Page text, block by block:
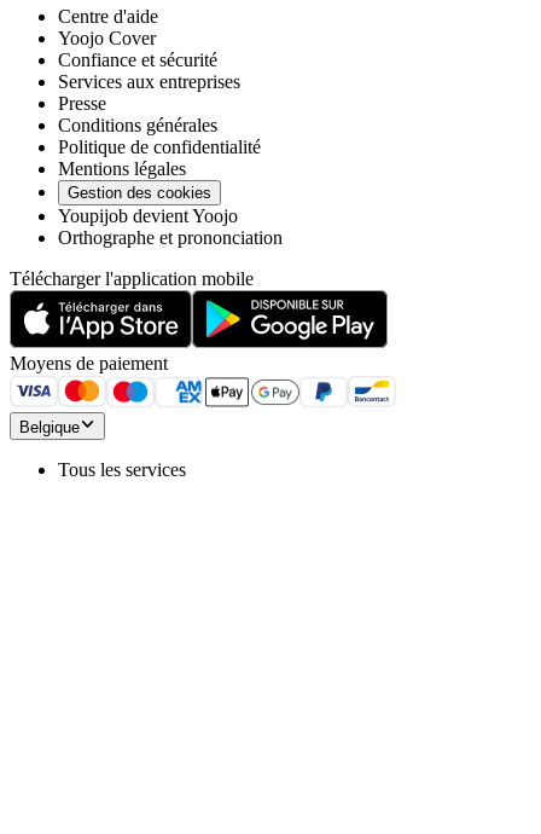
Centre d'aide
Yoojo Cover
Confiance et sécurité
Services aux entreprises
Presse
Conditions générales
Politique de confidentialité
Mentions légales
Gestion des cookies
Youpijob devient Yoojo
Orthographe et prononciation
Télécharger l'application mobile
Moyens de paiement
Belgique
Tous les services